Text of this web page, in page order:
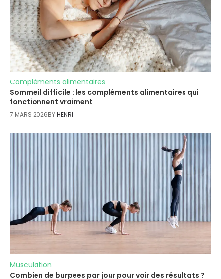
Compléments alimentaires
Sommeil difficile : les compléments alimentaires qui
fonctionnent vraiment
7 MARS 2026BYHENRI
Musculation
Combien de burpees par jour pour voir des résultats ?